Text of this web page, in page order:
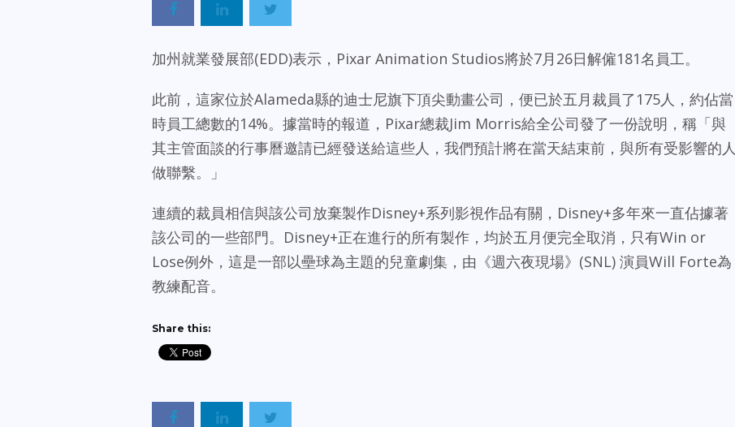
加州就業發展部(EDD)表示，Pixar Animation Studios將於7月26日解僱181名員工。
此前，這家位於Alameda縣的迪士尼旗下頂尖動畫公司，便已於五月裁員了175人，約佔當
時員工總數的14%。據當時的報道，Pixar總裁Jim Morris給全公司發了一份說明，稱「與
其主管面談的行事曆邀請已經發送給這些人，我們預計將在當天結束前，與所有受影響的人
做聯繫。」
連續的裁員相信與該公司放棄製作Disney+系列影視作品有關，Disney+多年來一直佔據著
該公司的一些部門。Disney+正在進行的所有製作，均於五月便完全取消，只有Win or
Lose例外，這是一部以壘球為主題的兒童劇集，由《週六夜現場》(SNL) 演員Will Forte為
教練配音。
Share this: